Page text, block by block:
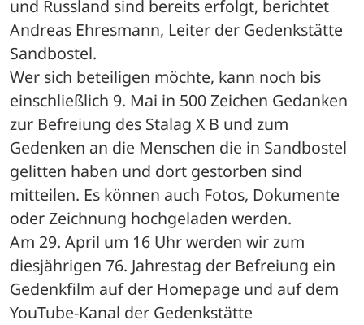
und Russland sind bereits erfolgt, berichtet
Andreas Ehresmann, Leiter der Gedenkstätte
Sandbostel.
Wer sich beteiligen möchte, kann noch bis
einschließlich 9. Mai in 500 Zeichen Gedanken
zur Befreiung des Stalag X B und zum
Gedenken an die Menschen die in Sandbostel
gelitten haben und dort gestorben sind
mitteilen. Es können auch Fotos, Dokumente
oder Zeichnung hochgeladen werden.
Am 29. April um 16 Uhr werden wir zum
diesjährigen 76. Jahrestag der Befreiung ein
Gedenkfilm auf der Homepage und auf dem
YouTube-Kanal der Gedenkstätte